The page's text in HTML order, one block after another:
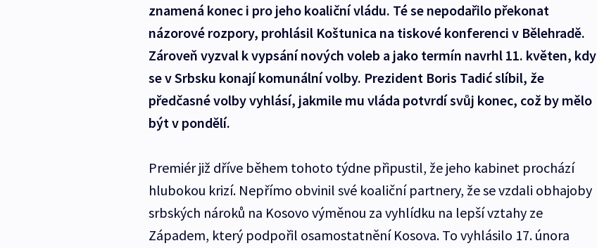
znamená konec i pro jeho koaliční vládu. Té se nepodařilo překonat
názorové rozpory, prohlásil Koštunica na tiskové konferenci v Bělehradě.
Zároveň vyzval k vypsání nových voleb a jako termín navrhl 11. květen, kdy
se v Srbsku konají komunální volby. Prezident Boris Tadić slíbil, že
předčasné volby vyhlásí, jakmile mu vláda potvrdí svůj konec, což by mělo
být v pondělí.
Premiér již dříve během tohoto týdne připustil, že jeho kabinet prochází
hlubokou krizí. Nepřímo obvinil své koaliční partnery, že se vzdali obhajoby
srbských nároků na Kosovo výměnou za vyhlídku na lepší vztahy ze
Západem, který podpořil osamostatnění Kosova. To vyhlásilo 17. února